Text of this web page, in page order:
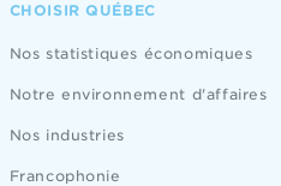
CHOISIR QUÉBEC
Nos statistiques économiques
Notre environnement d'affaires
Nos industries
Francophonie